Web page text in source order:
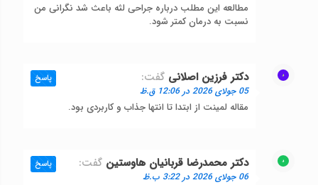
مطالعه این مطلب درباره جراحی لثه باعث شد نگرانی من
نسبت به درمان کمتر شود.
دکتر فرزین اصلانی گفت:
05 جولای 2026 در 12:06 ق.ظ
مقاله لمینت از ابتدا تا انتها جذاب و کاربردی بود.
پاسخ
دکتر محمدرضا قربانیان هاوستین گفت:
06 جولای 2026 در 3:22 ب.ظ
پاسخ